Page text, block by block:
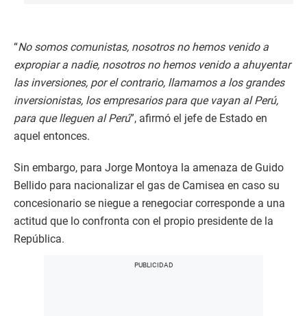
“No somos comunistas, nosotros no hemos venido a
expropiar a nadie, nosotros no hemos venido a ahuyentar
las inversiones, por el contrario, llamamos a los grandes
inversionistas, los empresarios para que vayan al Perú,
para que lleguen al Perú”, afirmó el jefe de Estado en
aquel entonces.
Sin embargo, para Jorge Montoya la amenaza de Guido
Bellido para nacionalizar el gas de Camisea en caso su
concesionario se niegue a renegociar corresponde a una
actitud que lo confronta con el propio presidente de la
República.